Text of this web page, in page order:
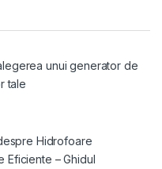
unui generator de
tale
Hidrofoare
Eficiente – Ghidul